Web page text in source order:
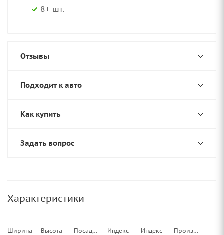
8+ шт.
Отзывы
Подходит к авто
Как купить
Задать вопрос
Характеристики
Ширина
Высота
ПосадочныйИндекс
Индекс
Производитель